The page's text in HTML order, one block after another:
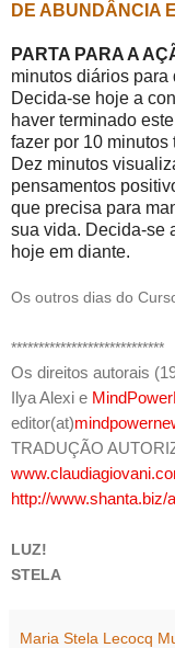
DE ABUNDÂNCIA
PARTA PARA A
minutos diários
Decida-se hoje a
haver terminado
fazer por 10
Dez minutos
pensamentos
que precisa para
sua vida. Decida-se
hoje em diante.
Os outros dias do
****************************
Os direitos autorais
Ilya Alexi e
editor(at)
TRADUÇÃO
http://www.shanta.biz/
LUZ!
STELA
Maria Stela Lecocq